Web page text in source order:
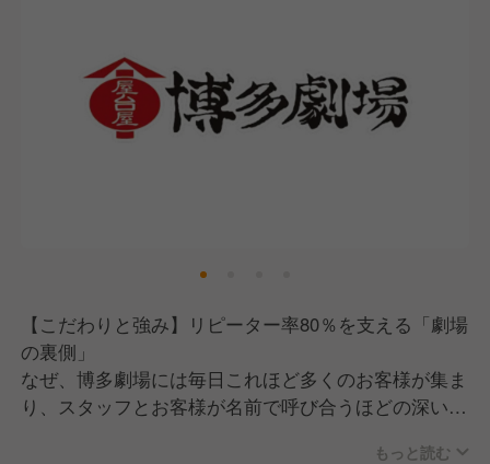
ォーマンスに活かせる場所です。
2. 未経験から「街の有名人」へ
博多劇場では、お客様から「〇〇ちゃん、今日も来た
んな温かい環境です。
【スタッフ紹介】こんな仲間が待っています！
店長：Hさん（20代 / 入社3年目） 「前職は全く別の
業界でしたが、博多劇場の活気に惚れて入社しまし
た。店長になった今、一番嬉しいのはスタッフが楽し
そうに働いている姿を見ること。失敗しても『次行こ
【こだわりと強み】リピーター率80％を支える「劇場
の裏側」
なぜ、博多劇場には毎日これほど多くのお客様が集ま
り、スタッフとお客様が名前で呼び合うほどの深い絆
もっと読む